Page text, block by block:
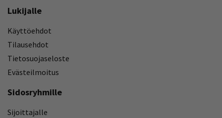
Lukijalle
Käyttöehdot
Tilausehdot
Tietosuojaseloste
Evästeilmoitus
Sidosryhmille
Sijoittajalle